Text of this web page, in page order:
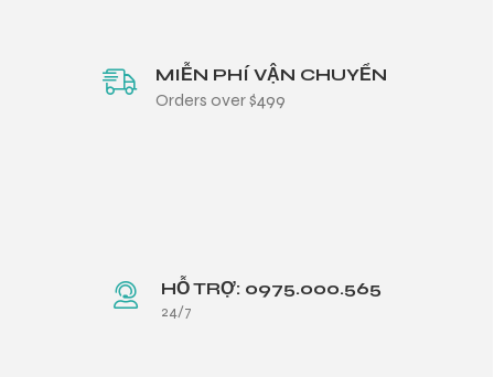
MIỄN PHÍ VẬN CHUYỂN
Orders over $499
HỖ TRỢ: 0975.000.565
24/7